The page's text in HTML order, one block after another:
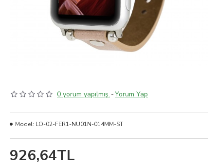
0 yorum yapılmış. -Yorum Yap
926,64TL
Model: LO-02-FER1-NU01N-014MM-ST